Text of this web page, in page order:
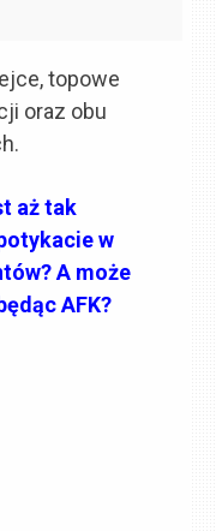
topowe
oraz obu
aż tak
w
A może
AFK?